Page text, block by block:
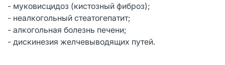
- муковисцидоз (кистозный фиброз);
- неалкогольный стеатогепатит;
- алкогольная болезнь печени;
- дискинезия желчевыводящих путей.